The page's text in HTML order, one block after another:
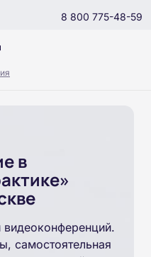
8 800 775-48-59
в
видеоконференций.
самостоятельная